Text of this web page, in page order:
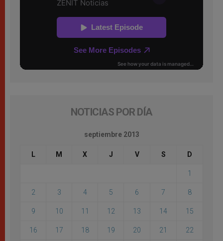
NOTICIAS POR DÍA
septiembre 2013
L M X J V S D
1
2 3 4 5 6 7 8
9 10 11 12 13 14 15
16 17 18 19 20 21 22